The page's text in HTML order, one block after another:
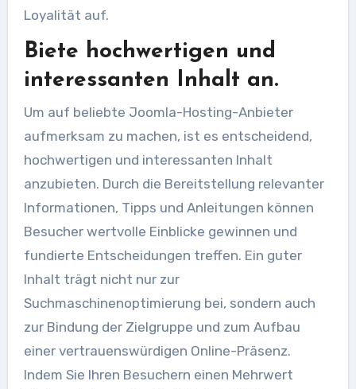
Loyalität auf.
Biete hochwertigen und
interessanten Inhalt an.
Um auf beliebte Joomla-Hosting-Anbieter
aufmerksam zu machen, ist es entscheidend,
hochwertigen und interessanten Inhalt
anzubieten. Durch die Bereitstellung relevanter
Informationen, Tipps und Anleitungen können
Besucher wertvolle Einblicke gewinnen und
fundierte Entscheidungen treffen. Ein guter
Inhalt trägt nicht nur zur
Suchmaschinenoptimierung bei, sondern auch
zur Bindung der Zielgruppe und zum Aufbau
einer vertrauenswürdigen Online-Präsenz.
Indem Sie Ihren Besuchern einen Mehrwert